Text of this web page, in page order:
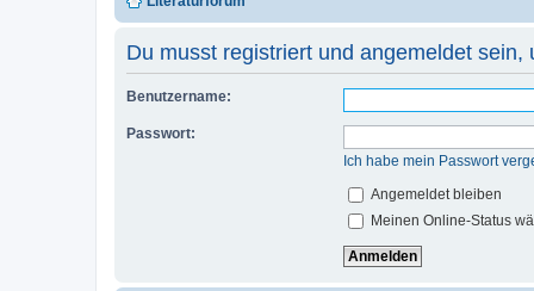
Du musst registriert und angemeldet sein,
Benutzername:
Passwort:
Ich habe mein Passwort
Angemeldet bleiben
Meinen Online-Status